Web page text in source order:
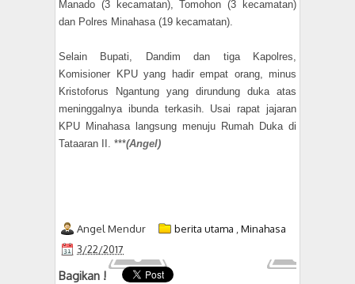
Manado (3 kecamatan), Tomohon (3 kecamatan)
dan Polres Minahasa (19 kecamatan).
Selain Bupati, Dandim dan tiga Kapolres,
Komisioner KPU yang hadir empat orang, minus
Kristoforus Ngantung yang dirundung duka atas
meninggalnya ibunda terkasih. Usai rapat jajaran
KPU Minahasa langsung menuju Rumah Duka di
Tataaran II. ***(Angel)
Angel Mendur berita utama ,Minahasa
3/22/2017
Bagikan !